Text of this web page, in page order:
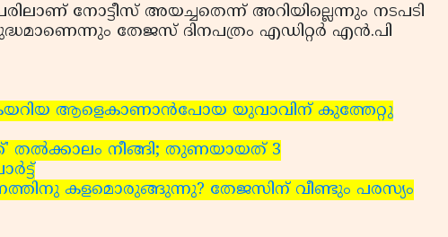
നോട്ടീസ് അയച്ചതെന്ന് അറിയില്ലെന്നും നടപടി
തേജസ് ദിനപത്രം എഡിറ്റര്‍ എന്‍.പി
ആളെകാണാന്‍പോയ യുവാവിന് കുത്തേറ്റു
തല്‍ക്കാലം നീങ്ങി; തുണയായത് 3
കളമൊരുങ്ങുന്നു? തേജസിന് വീണ്ടും പരസ്യം